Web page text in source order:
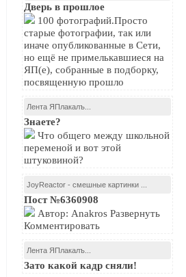
Дверь в прошлое
100 фотографий.Просто
старые фотографии, так или
иначе опубликованные в Сети,
но ещё не примелькавшиеся на
ЯП(е), собранные в подборку,
посвященную прошло
Лента ЯПлакалъ...
Знаете?
Что общего между школьной
переменой и вот этой
штуковиной?
JoyReactor - смешные картинки ...
Пост №6360908
Автор: Anakros Развернуть
Комментировать
Лента ЯПлакалъ...
Зато какой кадр сняли!